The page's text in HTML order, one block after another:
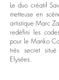
Le duo créatif
metteuse en
artistique Marc
redéfini les
pour le Manko
très secret
Elysées.